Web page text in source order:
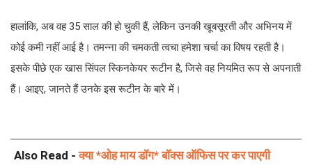
हालांकि, अब वह 35 साल की हो चुकी हैं, लेकिन उनकी खूबसूरती और अभिनय में
कोई कमी नहीं आई है। तमन्ना की चमकती त्वचा हमेशा चर्चा का विषय रहती है।
इसके पीछे एक खास सिंपल स्किनकेयर रूटीन है, जिसे वह नियमित रूप से अपनाती
हैं। आइए, जानते हैं उनके इस रूटीन के बारे में।
Also Read -क्या *ओह माय डॉग* बॉक्स ऑफिस पर कर पाएगी